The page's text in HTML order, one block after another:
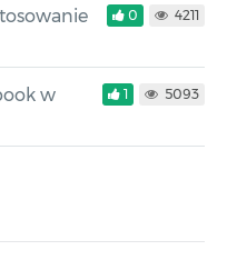
0 4211
w
1 5093